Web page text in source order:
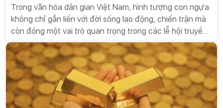
Trong văn hóa dân gian Việt Nam, hình tượng con ngựa
không chỉ gắn liền với đời sống lao động, chiến trận mà
còn đóng một vai trò quan trọng trong các lễ hội truyền
thống. Ngựa xuất hiện như một biểu tượng của sức
mạnh, tốc độ, lòng dũng cảm và là cầu nối giữa con
người với thế giới tâm linh. Qua lăng kính của các lễ hội,
hình tượng ngựa không chỉ được tái hiện sống động mà
còn mang trong mình những ý nghĩa sâu sắc, thể hiện
tinh thần thượng võ và khát vọng về một cuộc sống ấm